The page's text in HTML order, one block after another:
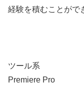
経験を積むことがで
ツール系
Premiere Pro